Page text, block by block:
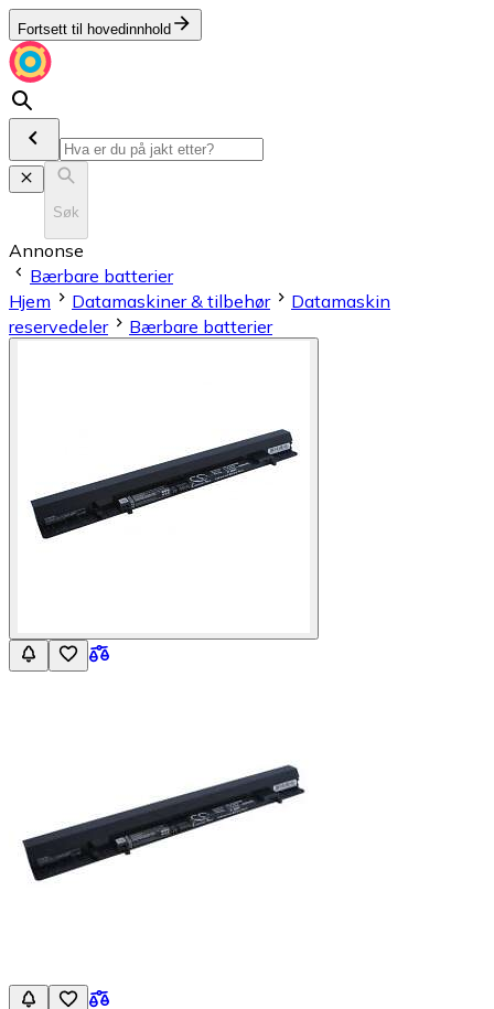
Fortsett til hovedinnhold
Søk
Annonse
Bærbare batterier
Hjem
Datamaskiner & tilbehør
Datamaskin
reservedeler
Bærbare batterier